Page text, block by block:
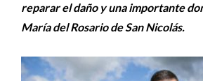
reparar el daño y una importante
María del Rosario de San Nicolás.